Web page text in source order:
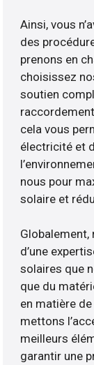
Ainsi, vous
des
prenons en
choisissez
soutien
cela vous
électricité et
nous pour
solaire et
Globalement,
d’une
solaires que
que du
en matière
mettons
meilleurs
garantir une